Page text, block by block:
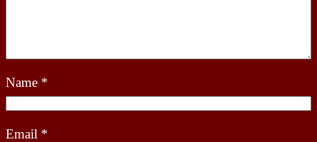
Name *
Email *